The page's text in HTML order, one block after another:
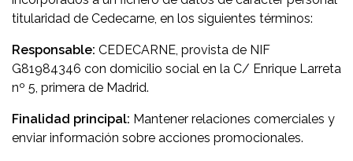
titularidad de Cedecarne, en los siguientes términos:
Responsable: CEDECARNE, provista de NIF
G81984346 con domicilio social en la C/ Enrique Larreta
nº 5, primera de Madrid.
Finalidad principal: Mantener relaciones comerciales y
enviar información sobre acciones promocionales.